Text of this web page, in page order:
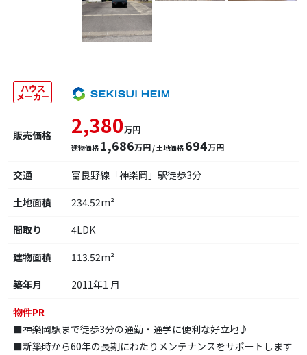
ハウス
メーカー
販売価格 2,380万円
建物価格 1,686万円 / 土地価格 694万円
交通
富良野線「神楽岡」駅徒歩3分
土地面積
234.52m²
間取り
4LDK
建物面積
113.52m²
築年月
2011年1 月
物件PR
■神楽岡駅まで徒歩3分の通勤・通学に便利な好立地♪
■新築時から60年の長期にわたりメンテナンスをサポートします